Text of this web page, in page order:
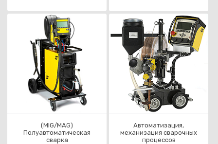
(MIG/MAG)
Полуавтоматическая
сварка
Автоматизация,
механизация сварочных
процессов